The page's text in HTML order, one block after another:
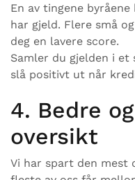
En av tingene
har gjeld. Flere små
deg en lavere score.
Samler du gjelden i
slå positivt ut når
4. Bedre
oversikt
Vi har spart den mest